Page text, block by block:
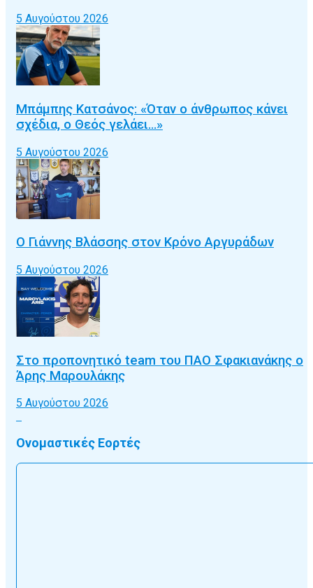
5 Αυγούστου 2026
Μπάμπης Κατσάνος: «Όταν ο άνθρωπος κάνει
σχέδια, ο Θεός γελάει…»
5 Αυγούστου 2026
Ο Γιάννης Βλάσσης στον Κρόνο Αργυράδων
5 Αυγούστου 2026
Στο προπονητικό team του ΠΑΟ Σφακιανάκης ο
Άρης Μαρουλάκης
5 Αυγούστου 2026
Ονομαστικές Εορτές